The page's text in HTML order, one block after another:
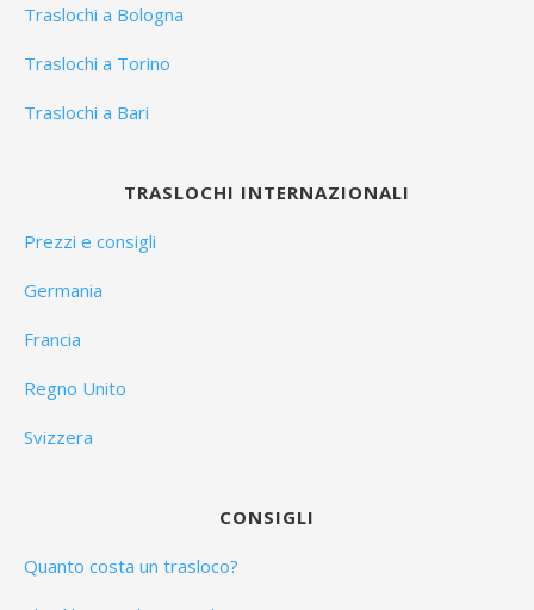
Traslochi a Bologna
Traslochi a Torino
Traslochi a Bari
TRASLOCHI INTERNAZIONALI
Prezzi e consigli
Germania
Francia
Regno Unito
Svizzera
CONSIGLI
Quanto costa un trasloco?